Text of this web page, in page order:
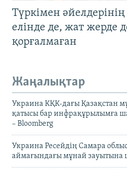
Түркімен
елінде де, жат жерде
қорғалмаған
Жаңалықтар
Украина КҚК-дағы Қазақстан
қатысы бар инфрақұрылымға
– Bloomberg
Украина Ресейдің Самара
аймағындағы мұнай зауытына